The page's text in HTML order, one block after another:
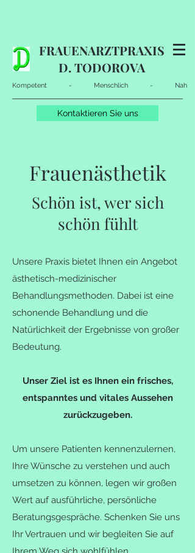
FRAUENARZTPRAXIS
D. TODOROVA
Kompetent - Menschlich - Nah
Kontaktieren Sie uns
Frauenästhetik
Schön ist, wer sich
schön fühlt
Unsere Praxis bietet Ihnen ein Angebot
ästhetisch-medizinischer
Behandlungsmethoden. Dabei ist eine
schonende Behandlung und die
Natürlichkeit der Ergebnisse von großer
Bedeutung.
Unser Ziel ist es Ihnen einfrisches,
entspanntes und vitales Aussehen
zurückzugeben.
Um unsere Patienten kennenzulernen,
Ihre Wünsche zu verstehen und auch
umsetzen zu können, legen wir großen
Wert auf ausführliche, persönliche
Beratungsgespräche. Schenken Sie uns
Ihr Vertrauen und wir begleiten Sie auf